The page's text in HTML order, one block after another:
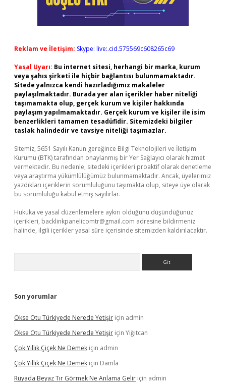
Reklam ve İletişim: Skype: live:.cid.575569c608265c69
Yasal Uyarı: Bu internet sitesi, herhangi bir marka, kurum
veya şahıs şirketi ile hiçbir bağlantısı bulunmamaktadır.
Sitede yalnızca kendi hazırladığımız makaleler
paylaşılmaktadır. Burada yer alan içerikler haber niteliği
taşımamakta olup, gerçek kurum ve kişiler hakkında
paylaşım yapılmamaktadır. Gerçek kurum ve kişiler ile isim
benzerlikleri tamamen tesadüfidir. Sitemizdeki bilgiler
taslak halindedir ve tavsiye niteliği taşımazlar.
Sitemiz, 5651 Sayılı Kanun gereğince Bilgi Teknolojileri ve İletişim
Kurumu (BTK) tarafından onaylanmış bir Yer Sağlayıcı olarak hizmet
vermektedir. Bu nedenle, sitedeki içerikleri proaktif olarak denetleme
veya araştırma yükümlülüğümüz bulunmamaktadır. Ancak, üyelerimiz
yazdıkları içeriklerin sorumluluğunu taşımakta olup, siteye üye olarak
bu sorumluluğu kabul etmiş sayılırlar.
Hukuka ve yasal düzenlemelere aykırı olduğunu düşündüğünüz
içerikleri, backlinkpanelicomtr@gmail.com adresine bildirmeniz
halinde, ilgili içerikler yasal süre içerisinde sitemizden kaldırılacaktır.
Son yorumlar
Ökse Otu Türkiyede Nerede Yetişir için admin
Ökse Otu Türkiyede Nerede Yetişir için Yiğitcan
Çok Yıllık Çiçek Ne Demek için admin
Çok Yıllık Çiçek Ne Demek için Damla
Rüyada Beyaz Tır Görmek Ne Anlama Gelir için admin